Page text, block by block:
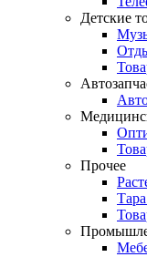
Детские
Прочее